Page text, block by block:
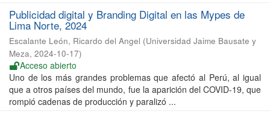
Publicidad digital y Branding Digital en las Mypes de
Lima Norte, 2024
Escalante León, Ricardo del Angel (Universidad Jaime Bausate y
Meza, 2024-10-17)
Acceso abierto
Uno de los más grandes problemas que afectó al Perú, al igual
que a otros países del mundo, fue la aparición del COVID-19, que
rompió cadenas de producción y paralizó ...